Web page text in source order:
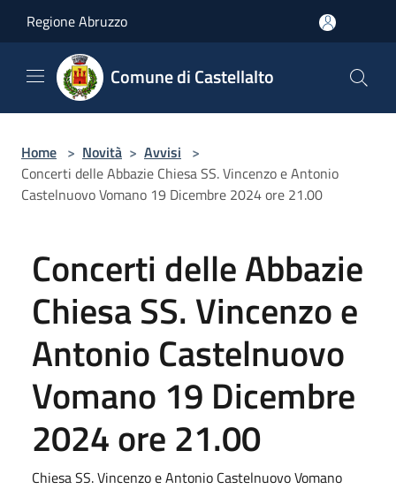
Regione Abruzzo
Comune di Castellalto
Home > Novità > Avvisi >
Concerti delle Abbazie Chiesa SS. Vincenzo e Antonio
Castelnuovo Vomano 19 Dicembre 2024 ore 21.00
Concerti delle Abbazie
Chiesa SS. Vincenzo e
Antonio Castelnuovo
Vomano 19 Dicembre
2024 ore 21.00
Chiesa SS. Vincenzo e Antonio Castelnuovo Vomano